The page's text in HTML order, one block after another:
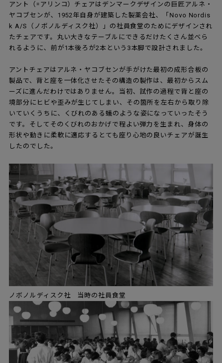
アント（=アリンコ）チェアはデンマークデザインの巨匠アルネ・
ヤコブセンが、1952年自身が建築した製薬会社、「Novo Nordis
k A/S（ノボノルディスク社）」の社員食堂のためにデザインされ
たチェアです。丸い大きなテーブルにできるだけたくさん並べら
れるように、前が1本後ろが2本という3本脚で設計されました。
アントチェアはアルネ・ヤコブセンが手がけた最初の成形合板の
製品で、背と座を一体化させたその構造の製作は、最初からスム
ーズに進んだわけではありません。当初、試作の過程で背と座の
境部分にヒビや歪みが生じてしまい、その箇所を左右から取り除
いていくうちに、くびれのある蟻のような姿になっていったそう
です。そしてそのくびれのおかげで程よい弾力を生まれ、身体の
形状や動きに柔軟に適応するとても座り心地の良いチェアが誕生
したのでした。
ノボノルディスク社 当時の社員食堂